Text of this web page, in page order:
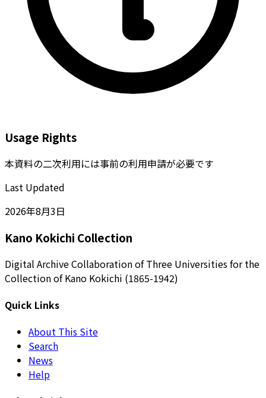
Usage Rights
本資料の二次利用には事前の利用申請が必要です
Last Updated
2026年8月3日
Kano Kokichi Collection
Digital Archive Collaboration of Three Universities for the
Collection of Kano Kokichi (1865-1942)
Quick Links
About This Site
Search
News
Help